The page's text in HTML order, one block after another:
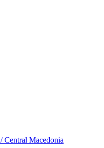
Central Macedonia